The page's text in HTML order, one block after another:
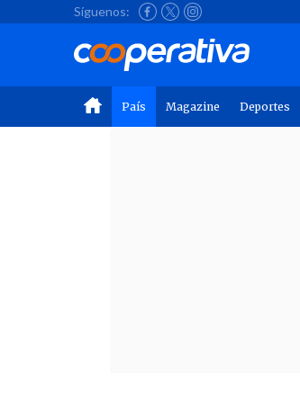
Síguenos:
País Magazine Deportes